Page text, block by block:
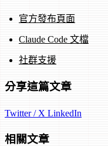
官方發布頁面
Claude Code 文檔
社群支援
分享這篇文章
Twitter / X LinkedIn
相關文章